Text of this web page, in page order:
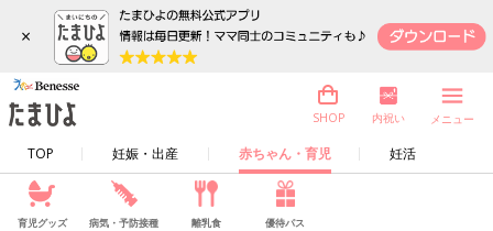
×
TOP 妊娠・出産 赤ちゃん・育児 妊活
SHOP 内祝い メニュー
育児グッズ 病気・予防接種 離乳食 優待パス